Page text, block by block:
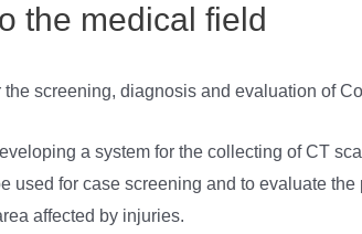
the medical field
screening, diagnosis and evaluation of
a system for the collecting of CT
used for case screening and to evaluate
affected by injuries.